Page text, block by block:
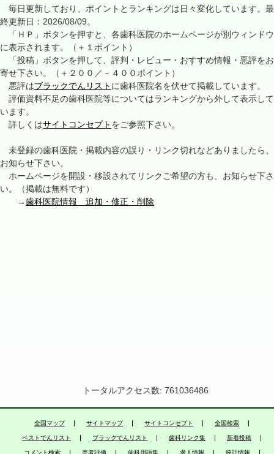
毎日更新しており、ポイントとランキングは日々変化しています。最
終更新日：2026/08/09。
「ＨＰ」ボタンを押すと、各歯科医院のホームページが別ウィンドウ
に表示されます。（＋１ポイント）
「投稿」ボタンを押して、評判・レビュー・おすすめ情報・悪評をお
寄せ下さい。（＋２００／－４００ポイント）
悪評はブラックでんリスト に歯科医院名を伏せて掲載しています。
評価資料不足の歯科医院等についてはランキングから外して表示して
います。
詳しくはサイトコンセプト をご参照下さい。
未登録の歯科医院・掲載内容の誤り・リンク切れなどありましたら、
お知らせ下さい。
ホームページを開設・移設されてリンクご希望の方も、お知らせ下さ
い。（掲載は無料です）
→歯科医院情報 追加・修正・削除
トータルアクセス数: 761036486
全国マップ サイトマップ サイトコンセプト 全国検索
ベストでんリスト ブラックでんリスト 歯科リンク集 新着投稿